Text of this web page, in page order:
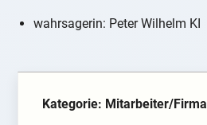
wahrsagerin: Peter Wilhelm KI
Kategorie: Mitarbeiter/Firma